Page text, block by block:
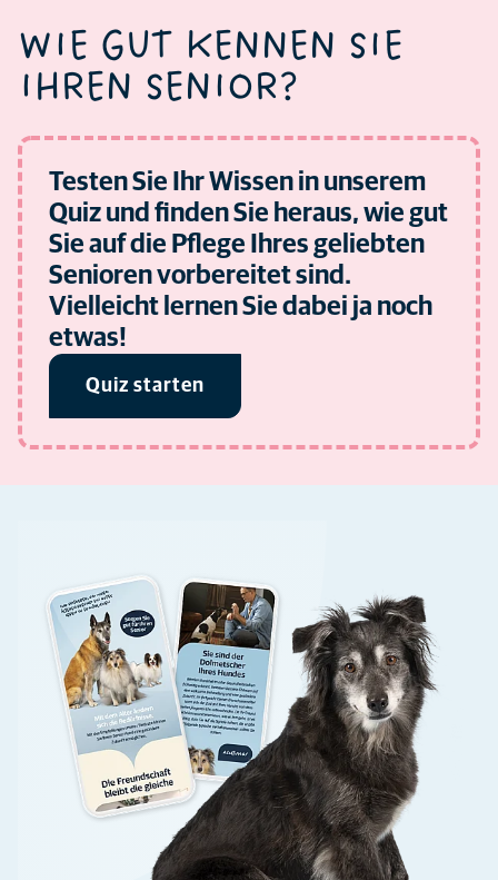
WIE GUT KENNEN SIE
IHREN SENIOR?
Testen Sie Ihr Wissen in unserem
Quiz und finden Sie heraus, wie gut
Sie auf die Pflege Ihres geliebten
Senioren vorbereitet sind.
Vielleicht lernen Sie dabei ja noch
etwas!
Quiz starten